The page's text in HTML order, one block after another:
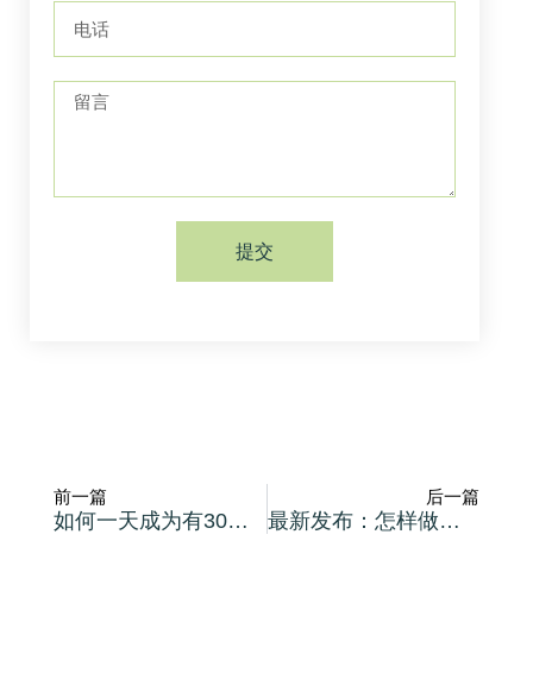
提交
前一篇
如何一天成为有30年功力的营销高手
后一篇
最新发布：怎样做好营销